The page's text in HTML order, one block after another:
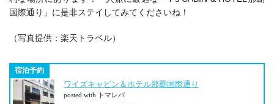
国際通り」に是非ステイしてみてくださいね！
（写真提供：楽天トラベル）
宿泊予約
ワイズキャビン＆ホテル那覇国際通り
posted with トマレバ